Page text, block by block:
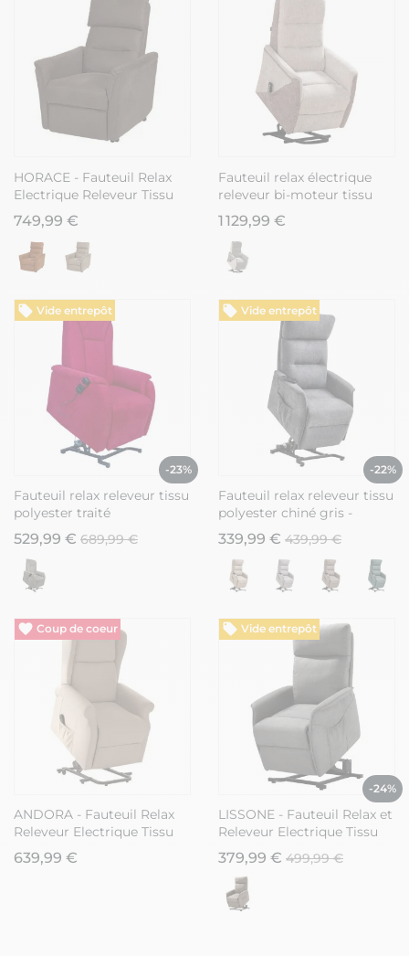
HORACE - Fauteuil Relax
Electrique Releveur Tissu
Gris Foncé
749,99 €
Fauteuil relax électrique
releveur bi-moteur tissu
maillé bicolore beige
spécial petite taille - KLEIN
1 129,99 €
Vide entrepôt
-23%
Fauteuil relax releveur tissu
polyester traité
hydrophobe rouge -
NARVIK
529,99 € 689,99 €
Vide entrepôt
-22%
Fauteuil relax releveur tissu
polyester chiné gris -
SALVADOR
339,99 € 439,99 €
ANDORA - Fauteuil Relax
Releveur Electrique Tissu
Beige
639,99 €
Vide entrepôt
-24%
LISSONE - Fauteuil Relax et
Releveur Electrique Tissu
Gris
379,99 € 499,99 €